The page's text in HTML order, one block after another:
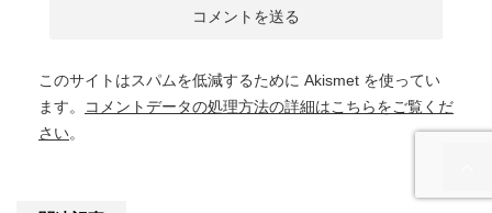
このサイトはスパムを低減するために Akismet を使ってい
ます。
コメントデータの処理方法の詳細はこちらをご覧くだ
さい。